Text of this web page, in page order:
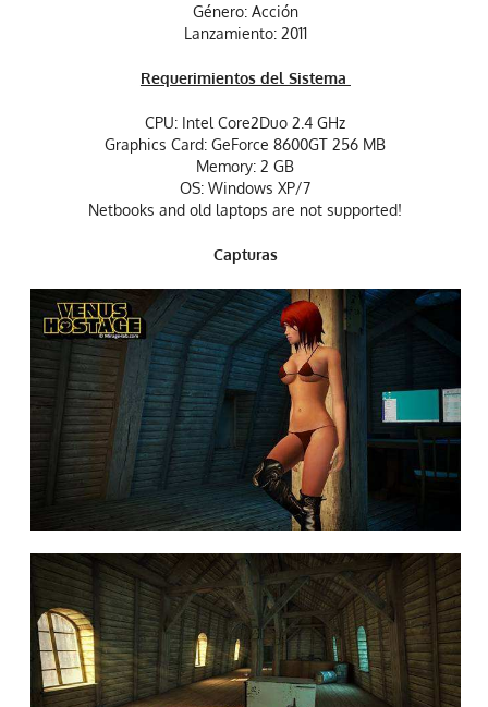
Género: Acción
Lanzamiento: 2011
Requerimientos del Sistema
CPU: Intel Core2Duo 2.4 GHz
Graphics Card: GeForce 8600GT 256 MB
Memory: 2 GB
OS: Windows XP/7
Netbooks and old laptops are not supported!
Capturas